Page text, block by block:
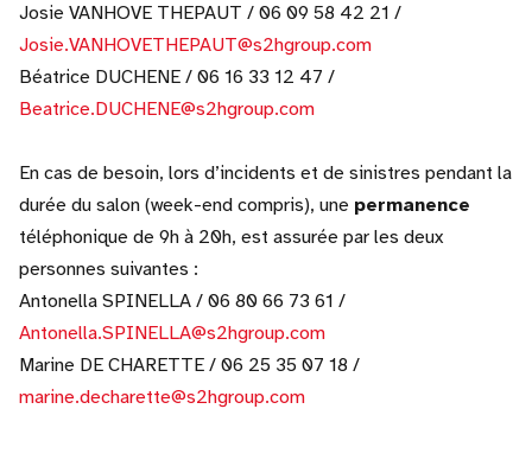
Josie VANHOVE THEPAUT / 06 09 58 42 21 /
Josie.VANHOVETHEPAUT@s2hgroup.com
Béatrice DUCHENE / 06 16 33 12 47 /
Beatrice.DUCHENE@s2hgroup.com
En cas de besoin, lors d’incidents et de sinistres pendant la
durée du salon (week-end compris), une permanence
téléphonique de 9h à 20h, est assurée par les deux
personnes suivantes :
Antonella SPINELLA / 06 80 66 73 61 /
Antonella.SPINELLA@s2hgroup.com
Marine DE CHARETTE / 06 25 35 07 18 /
marine.decharette@s2hgroup.com